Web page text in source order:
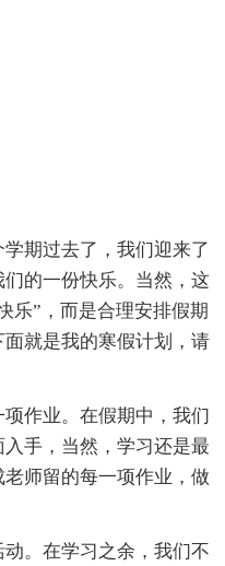
期过去了，我们迎来了
的一份快乐。当然，这
乐”，而是合理安排假期
就是我的寒假计划，请
作业。在假期中，我们
手，当然，学习还是最
师留的每一项作业，做
。在学习之余，我们不